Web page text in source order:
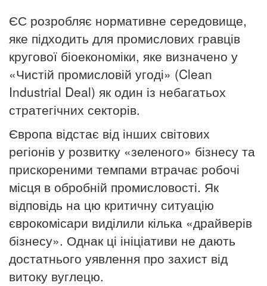
ЄС розробляє нормативне середовище,
яке підходить для промислових гравців
кругової біоекономіки, яке визначено у
«Чистій промисловій угоді» (Clean
Industrial Deal) як один із небагатьох
стратегічних секторів.
Європа відстає від інших світових
регіонів у розвитку «зеленого» бізнесу та
прискореними темпами втрачає робочі
місця в обробній промисловості. Як
відповідь на цю критичну ситуацію
єврокомісари виділили кілька «драйверів
бізнесу». Однак ці ініціативи не дають
достатнього уявлення про захист від
витоку вуглецю.